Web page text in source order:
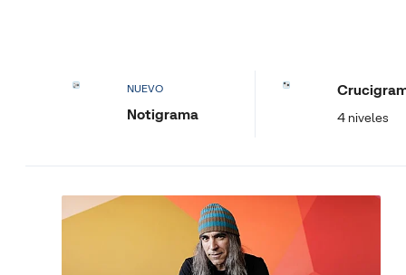
NUEVO
Notigrama 4 niveles